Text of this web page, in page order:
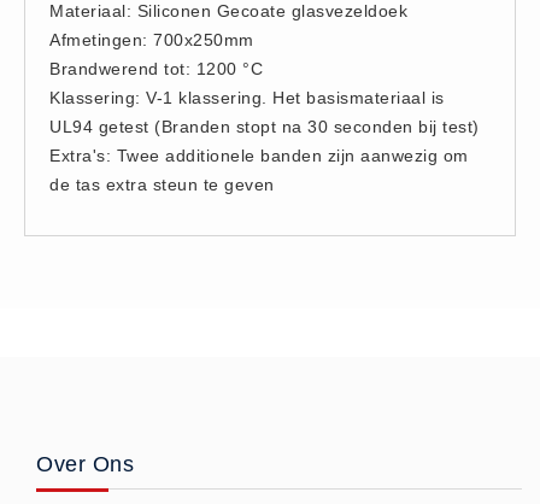
Brandvertragend (9)
Brandwondmaterialen
Brandwondmaterialen -
Desinfectants (6)
Geneesmiddelen (0)
Materiaal: Siliconen Gecoate glasvezeldoek
Afmetingen: 700x250mm
Brandwerend tot: 1200 °C
Klassering: V-1 klassering. Het basismateriaal is
UL94 getest (Branden stopt na 30 seconden bij test)
Extra's: Twee additionele banden zijn aanwezig om
de tas extra steun te geven
Over Ons